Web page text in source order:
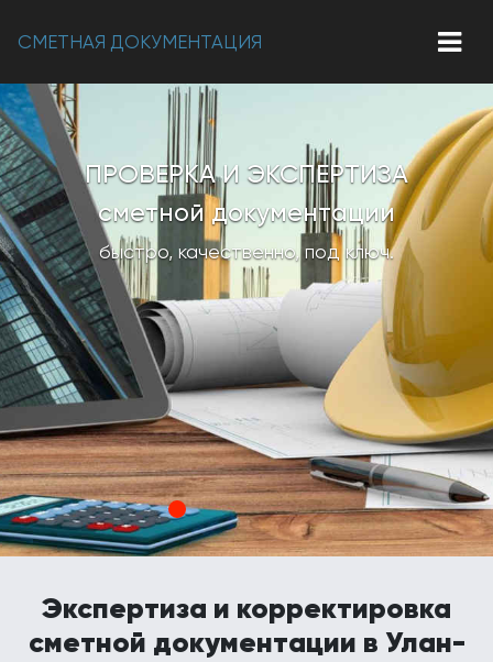
СМЕТНАЯ ДОКУМЕНТАЦИЯ
ПРОВЕРКА И ЭКСПЕРТИЗА
сметной документации
быстро, качественно, под ключ.
Экспертиза и корректировка
сметной документации в Улан-